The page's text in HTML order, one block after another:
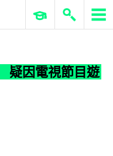
ERP 與商業 AI
疑因電視節目遊